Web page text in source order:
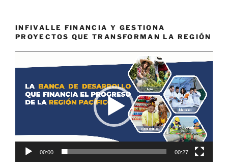
INFIVALLE FINANCIA Y GESTIONA
PROYECTOS QUE TRANSFORMAN LA REGIÓN
de
00:00 00:27